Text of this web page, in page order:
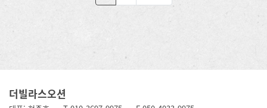
더빌라스오션